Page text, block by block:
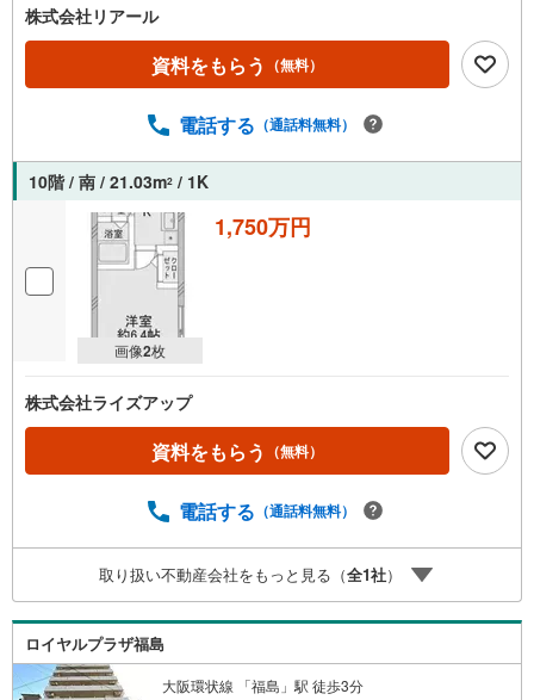
株式会社リアール
資料をもらう （無料）
電話する （通話料無料）
10階 / 南 / 21.03m2 / 1K
画像2枚
1,750万円
株式会社ライズアップ
資料をもらう （無料）
電話する （通話料無料）
取り扱い不動産会社をもっと見る（全1社）
ロイヤルプラザ福島
大阪環状線 「福島」駅 徒歩3分